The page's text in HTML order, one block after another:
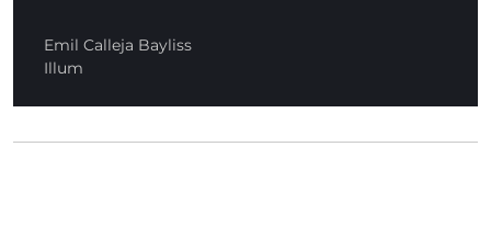
Emil Calleja Bayliss
Illum